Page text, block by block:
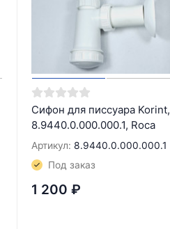
Сифон для писсуара Korint,
8.9440.0.000.000.1, Roca
Артикул: 8.9440.0.000.000.1
Под заказ
1 200 ₽